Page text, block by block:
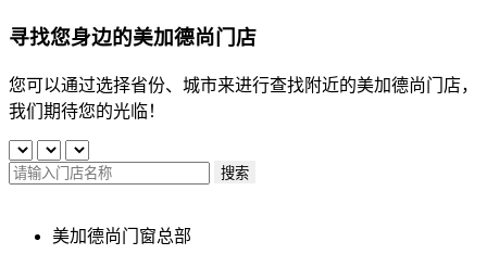
寻找您身边的美加德尚门店
您可以通过选择省份、城市来进行查找附近的美加德尚门店，
我们期待您的光临！
搜索
美加德尚门窗总部